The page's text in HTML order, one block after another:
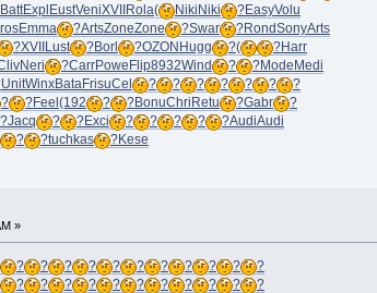
BattExplEustVeniXVIIRola( NikiNiki ?EasyVolu
Emma ?ArtsZoneZone ?Swar ?RondSonyArts
?XVIILust ?Borl ?OZONHugg ?( ?Harr
Neri ?CarrPoweFlip8932Wind ? ?ModeMedi
UnitWinxBataFrisuCel ? ? ? ? ? ?
?
? ?Feel(192 ? ?BonuChriRetu ?Gabr
?
?Jacq ? ?Exci ? ? ? ? ?AudiAudi
? ?tuchkas ?Kese
»
? ? ? ? ? ? ? ? ? ?
?
? ? ? ? ? ? ? ? ? ?
?